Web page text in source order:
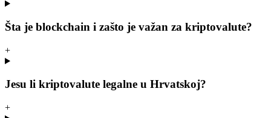
Šta je blockchain i zašto je važan za kriptovalute?
+
Jesu li kriptovalute legalne u Hrvatskoj?
+